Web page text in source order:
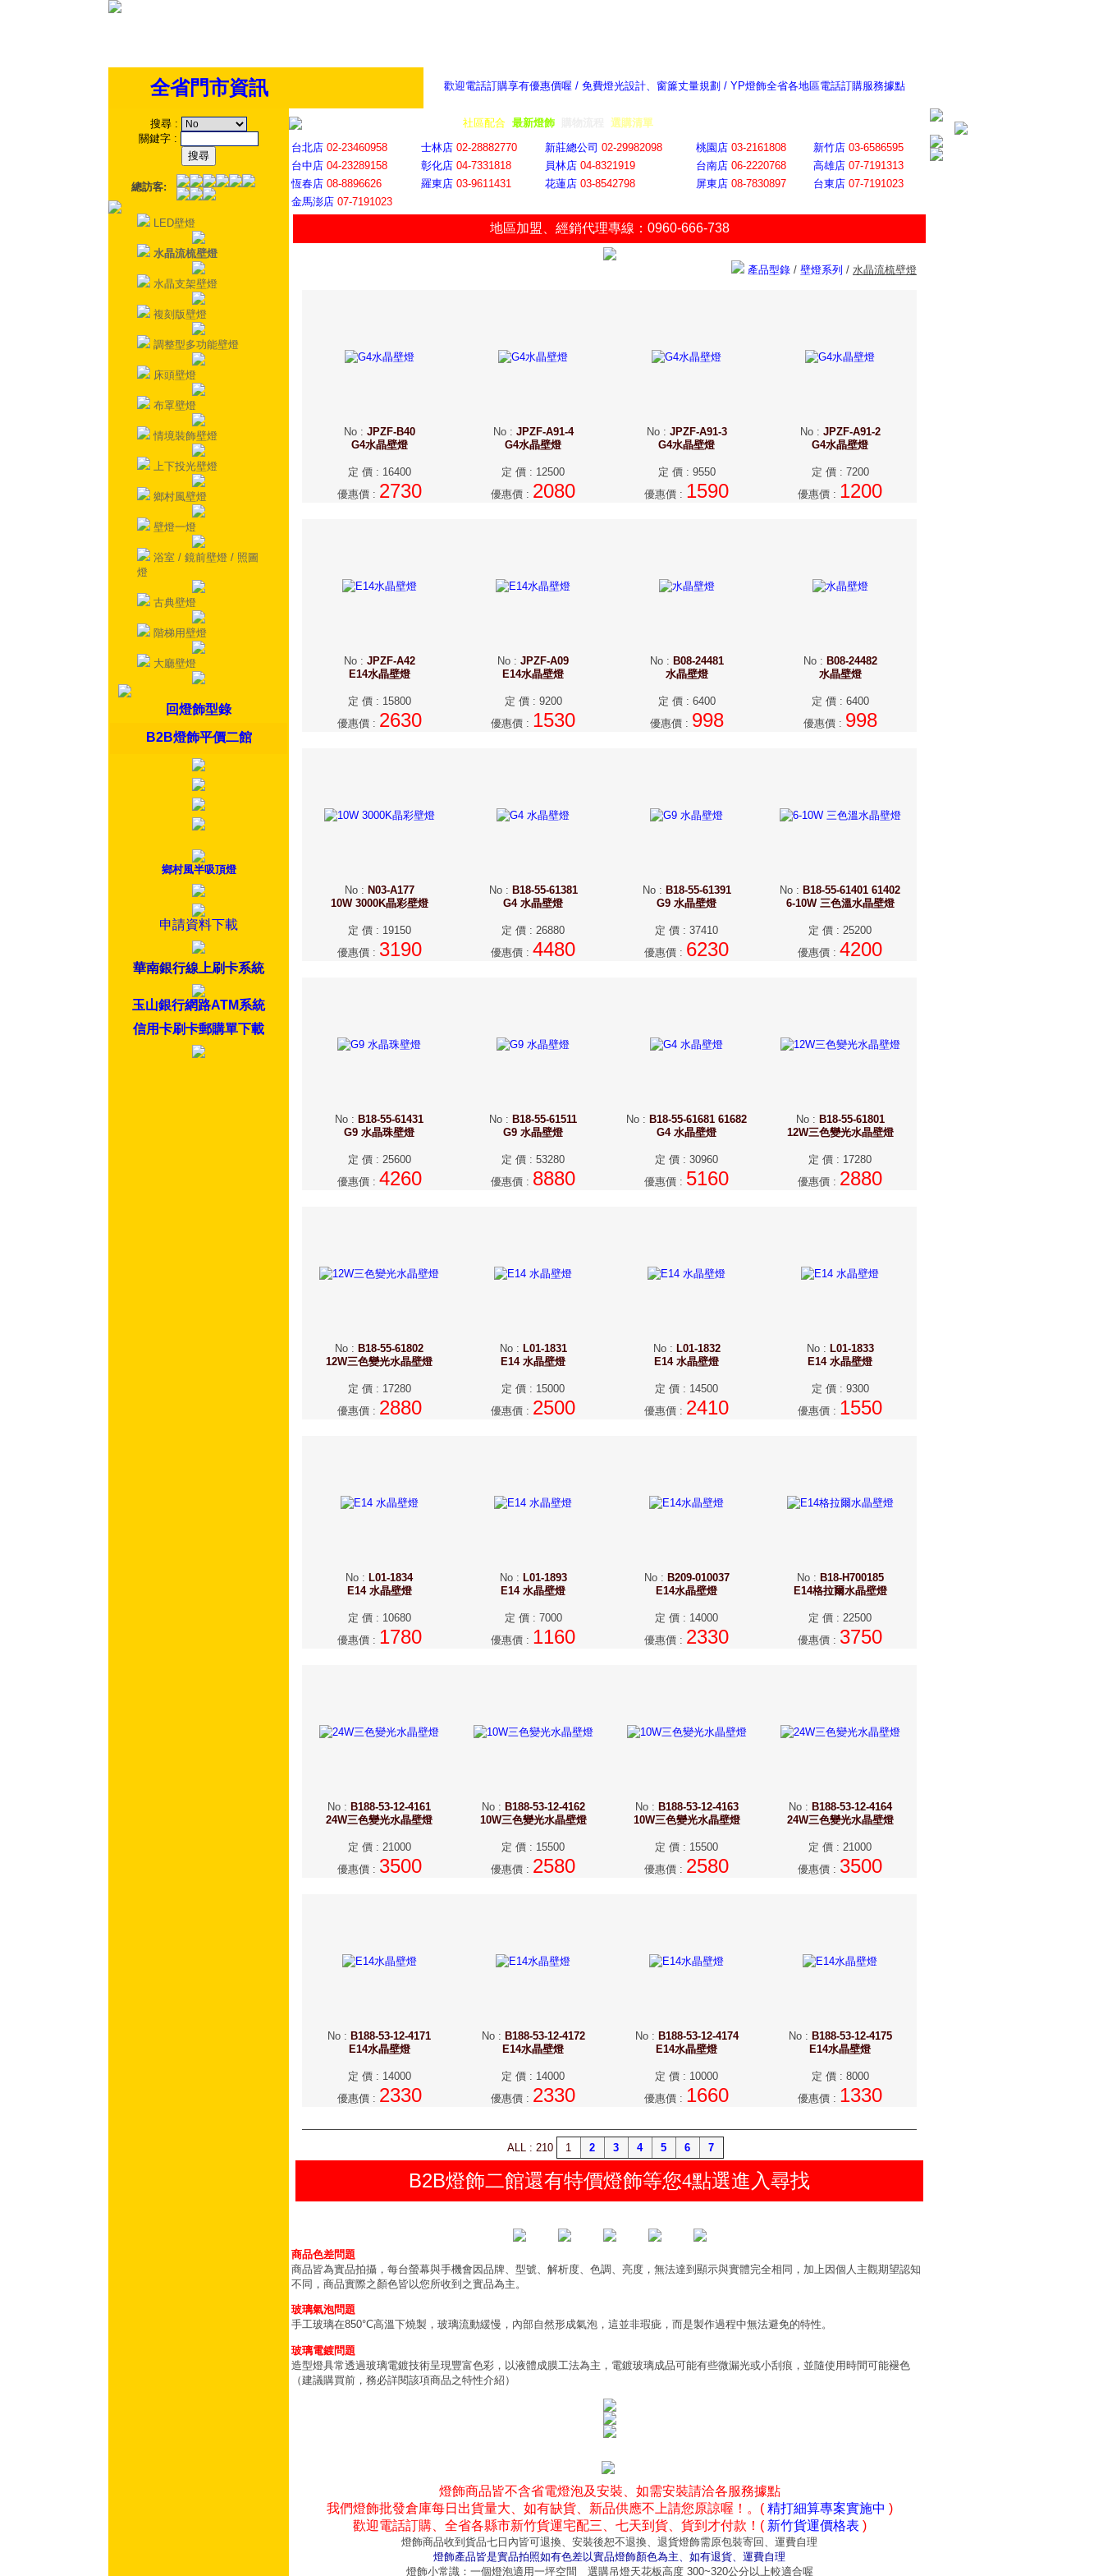
歡迎電話訂購享有優惠價喔 / 免費燈光設計、窗簾丈量規劃 / YP燈飾全省各地區電話訂購服務據點
全省門市資訊
搜尋 :
關鍵字 :
總訪客:
LED壁燈
水晶流梳壁燈
水晶支架壁燈
複刻版壁燈
調整型多功能壁燈
床頭壁燈
布罩壁燈
情境裝飾壁燈
上下投光壁燈
鄉村風壁燈
壁燈一燈
浴室 / 鏡前壁燈 / 照圖
燈
古典壁燈
階梯用壁燈
大廳壁燈
回燈飾型錄
B2B燈飾平價二館
鄉村風半吸頂燈
申請資料下載
華南銀行線上刷卡系統
玉山銀行網路ATM系統
信用卡刷卡郵購單下載
社區配合 最新燈飾 選購清單
台北店 02-23460958 士林店 02-28882770 新莊總公司 02-29982098 桃園店 03-2161808 新竹店 03-6586595
台中店 04-23289158 彰化店 04-7331818 員林店 04-8321919 台南店 06-2220768 高雄店 07-7191313
恆春店 08-8896626 羅東店 03-9611431 花蓮店 03-8542798 屏東店 08-7830897 台東店 07-7191023
金馬澎店 07-7191023
地區加盟 經銷代理專線：0960-666-738
產品型錄 / 壁燈系列 / 水晶流梳壁燈
No: JPZF-B40
G4水晶壁燈
定 價: 16400
優惠價: 2730
No: JPZF-A91-4
G4水晶壁燈
定 價 : 12500
優惠價 : 2080
No: JPZF-A91-3
G4水晶壁燈
定 價: 9550
優惠價 : 1590
No: JPZF-A91-2
G4水晶壁燈
定 價: 7200
優惠價 : 1200
No: JPZF-A42
E14水晶壁燈
定 價: 15800
優惠價: 2630
No : JPZF-A09
E14水晶壁燈
定 價: 9200
優惠價 : 1530
No: B08-24481
水晶壁燈
定 價: 6400
優惠價: 998
No: B08-24482
水晶壁燈
定 價: 6400
優惠價: 998
No: N03-A177
10W 3000K晶彩壁燈
定 價: 19150
優惠價: 3190
No: B18-55-61381
G4 水晶壁燈
定 價 : 26880
優惠價 : 4480
No: B18-55-61391
G9 水晶壁燈
定 價 : 37410
優惠價 : 6230
No : B18-55-61401 61402
6-10W 三色溫水晶壁燈
定 價 : 25200
優惠價 : 4200
No : B18-55-61431
G9 水晶珠壁燈
定 價: 25600
優惠價: 4260
No : B18-55-61511
G9 水晶壁燈
定 價 : 53280
優惠價 : 8880
No : B18-55-61681 61682
G4 水晶壁燈
定 價 : 30960
優惠價 : 5160
No: B18-55-61801
12W三色變光水晶壁燈
定 價 : 17280
優惠價 : 2880
No : B18-55-61802
12W三色變光水晶壁燈
定 價: 17280
優惠價: 2880
No: L01-1831
E14 水晶壁燈
定 價 : 15000
優惠價 : 2500
No: L01-1832
E14 水晶壁燈
定 價 : 14500
優惠價 : 2410
No: L01-1833
E14 水晶壁燈
定 價: 9300
優惠價 : 1550
No : L01-1834
E14 水晶壁燈
定 價: 10680
優惠價: 1780
No: L01-1893
E14 水晶壁燈
定 價: 7000
優惠價 : 1160
No: B209-010037
E14水晶壁燈
定 價 : 14000
優惠價 : 2330
No: B18-H700185
E14格拉爾水晶壁燈
定 價 : 22500
優惠價 : 3750
No : B188-53-12-4161
24W三色變光水晶壁燈
定 價: 21000
優惠價: 3500
No: B188-53-12-4162
10W三色變光水晶壁燈
定 價 : 15500
優惠價 : 2580
No: B188-53-12-4163
10W三色變光水晶壁燈
定 價 : 15500
優惠價 : 2580
No: B188-53-12-4164
24W三色變光水晶壁燈
定 價 : 21000
優惠價 : 3500
No : B188-53-12-4171
E14水晶壁燈
定 價: 14000
優惠價: 2330
No: B188-53-12-4172
E14水晶壁燈
定 價 : 14000
優惠價 : 2330
No: B188-53-12-4174
E14水晶壁燈
定 價 : 10000
優惠價 : 1660
No: B188-53-12-4175
E14水晶壁燈
定 價: 8000
優惠價 : 1330
ALL : 210 1 2 3 4 5 6 7
B2B燈飾二館還有特價燈飾等您4點選進入尋找
商品色差問題
商品皆為實品拍攝，每台螢幕與手機會因品牌、型號、解析度、色調、亮度，無法達到顯示與實體完全相同，加上因個人主觀期望認知
不同，商品實際之顏色皆以您所收到之實品為主。
玻璃氣泡問題
手工玻璃在850°C高溫下燒製，玻璃流動緩慢，內部自然形成氣泡，這並非瑕疵，而是製作過程中無法避免的特性。
玻璃電鍍問題
造型燈具常透過玻璃電鍍技術呈現豐富色彩，以液體成膜工法為主，電鍍玻璃成品可能有些微漏光或小刮痕，並隨使用時間可能褪色
（建議購買前，務必詳閱該項商品之特性介紹）
燈飾商品皆不含省電燈泡及安裝、如需安裝請洽各服務據點
我們燈飾批發倉庫每日出貨量大、如有缺貨、新品供應不上請您原諒喔！。( 精打細算專案實施中 )
歡迎電話訂購、全省各縣市新竹貨運宅配三、七天到貨、貨到才付款！( 新竹貨運價格表 )
燈飾商品收到貨品七日內皆可退換、安裝後恕不退換、退貨燈飾需原包裝寄回、運費自理
燈飾產品皆是實品拍照如有色差以實品燈飾顏色為主、如有退貨、運費自理
燈飾小常識：一個燈泡適用一坪空間 選購吊燈天花板高度 300~320公分以上較適合喔